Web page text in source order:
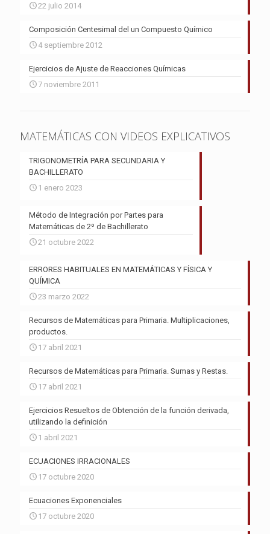
22 julio 2014
Composición Centesimal del un Compuesto Químico
4 septiembre 2012
Ejercicios de Ajuste de Reacciones Químicas
7 noviembre 2011
MATEMÁTICAS CON VIDEOS EXPLICATIVOS
TRIGONOMETRÍA PARA SECUNDARIA Y
BACHILLERATO
1 enero 2023
Método de Integración por Partes para
Matemáticas de 2º de Bachillerato
21 octubre 2022
ERRORES HABITUALES EN MATEMÁTICAS Y FÍSICA Y
QUÍMICA
23 marzo 2022
Recursos de Matemáticas para Primaria. Multiplicaciones,
productos.
17 abril 2021
Recursos de Matemáticas para Primaria. Sumas y Restas.
17 abril 2021
Ejercicios Resueltos de Obtención de la función derivada,
utilizando la definición
1 abril 2021
ECUACIONES IRRACIONALES
17 octubre 2020
Ecuaciones Exponenciales
17 octubre 2020